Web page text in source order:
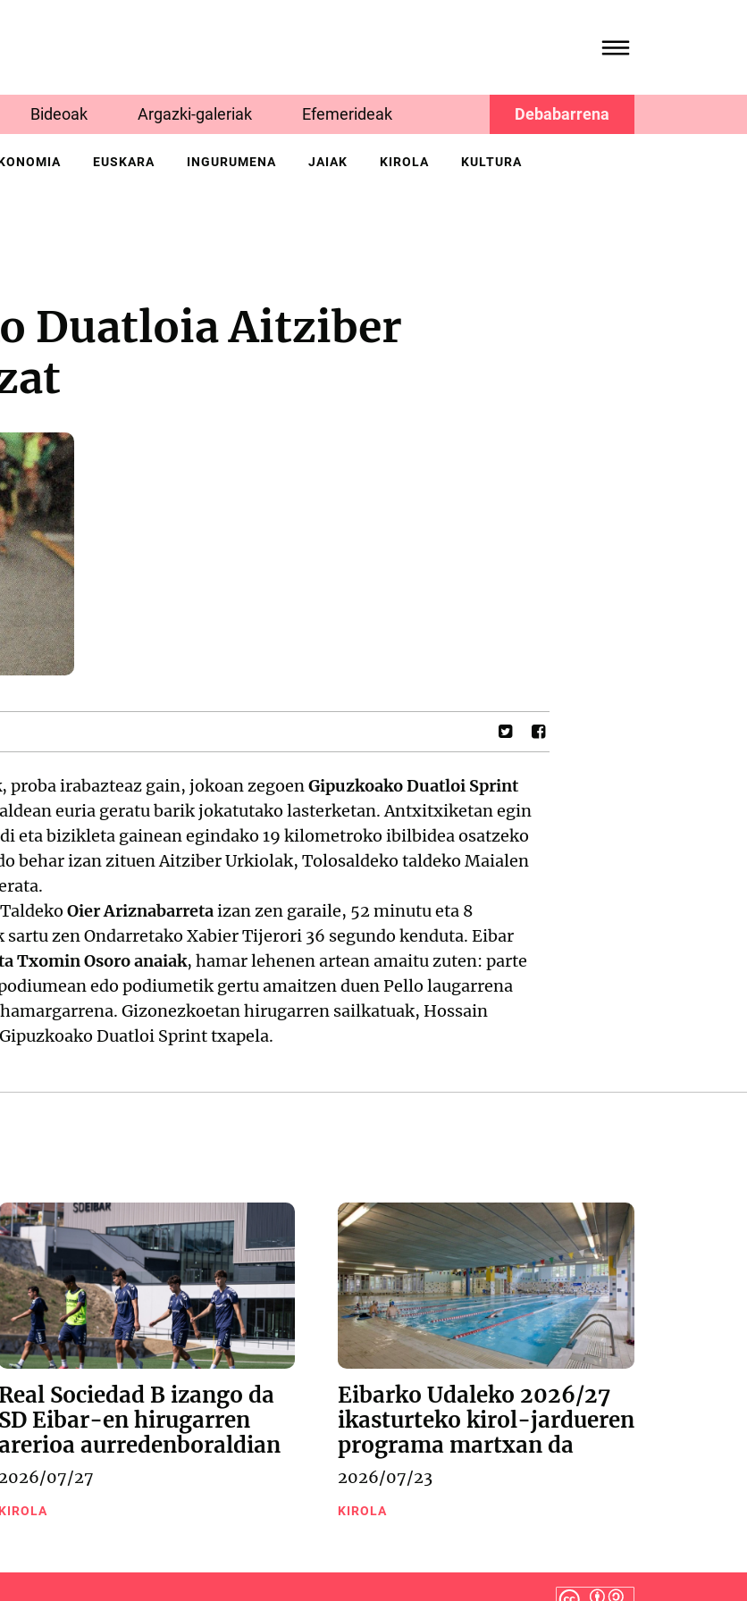
Bideoak Argazki-galeriak Efemerideak Debabarrena
EUSKARA INGURUMENA JAIAK KIROLA KULTURA
Duatloia Aitziber
, proba irabazteaz gain, jokoan zegoenGipuzkoako Duatloi Sprint
euria geratu barik jokatutako lasterketan. Antxitxiketan egin
eta bizikleta gainean egindako 19 kilometroko ibilbidea osatzeko
behar izan zituen Aitziber Urkiolak, Tolosaldeko taldeko Maialen
Oier Ariznabarretaizan zen garaile, 52 minutu eta 8
zen Ondarretako Xabier Tijerori 36 segundo kenduta. Eibar
Txomin Osoro anaiak, hamar lehenen artean amaitu zuten: parte
edo podiumetik gertu amaitzen duen Pello laugarrena
Gizonezkoetan hirugarren sailkatuak, Hossain
Duatloi Sprint txapela.
Real Sociedad B izango da
SD Eibar-en hirugarren
aurredenboraldian
2026/07/27
KIROLA
Eibarko Udaleko 2026/27
ikasturteko kirol-jardueren
programa martxan da
2026/07/23
KIROLA